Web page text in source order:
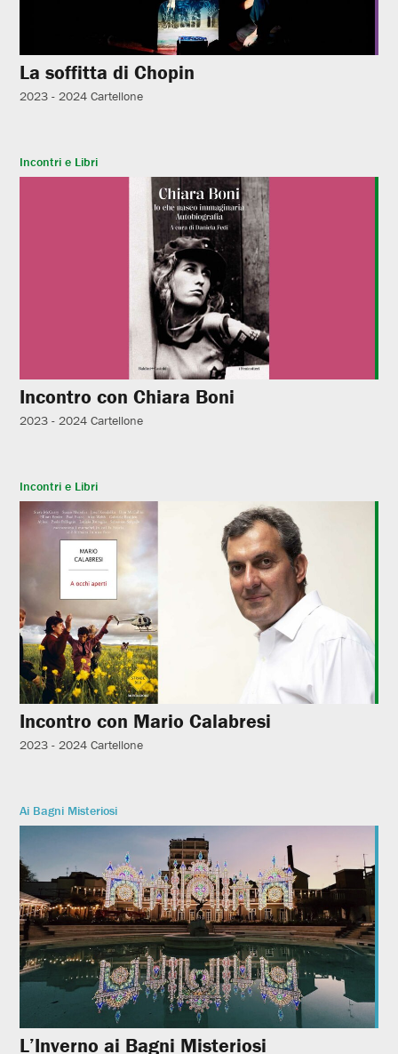
La soffitta di Chopin
2023 - 2024 Cartellone
Incontri e Libri
Incontro con Chiara Boni
2023 - 2024 Cartellone
Incontri e Libri
Incontro con Mario Calabresi
2023 - 2024 Cartellone
Ai Bagni Misteriosi
L’Inverno ai Bagni Misteriosi